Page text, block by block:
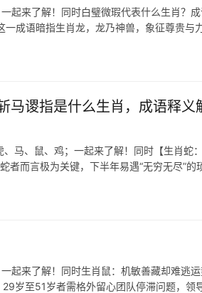
起来了解！同时白璧微瑕代表什么生肖？
一成语暗指生肖龙，龙乃神兽，象征尊贵与
马谡指是什么生肖，成语释义
马、鼠、鸡；一起来了解！同时【生肖蛇
者而言极为关键，下半年易遇“无穷无尽”的
起来了解！同时生肖鼠：机敏善藏却难逃
岁至51岁者需格外留心团队停滞问题，领